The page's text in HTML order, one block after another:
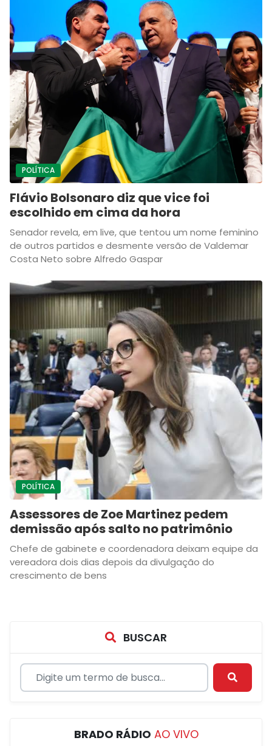
POLÍTICA
Flávio Bolsonaro diz que vice foi
escolhido em cima da hora
Senador revela, em live, que tentou um nome feminino
de outros partidos e desmente versão de Valdemar
Costa Neto sobre Alfredo Gaspar
POLÍTICA
Assessores de Zoe Martinez pedem
demissão após salto no patrimônio
Chefe de gabinete e coordenadora deixam equipe da
vereadora dois dias depois da divulgação do
crescimento de bens
BUSCAR
BRADO RÁDIO AO VIVO